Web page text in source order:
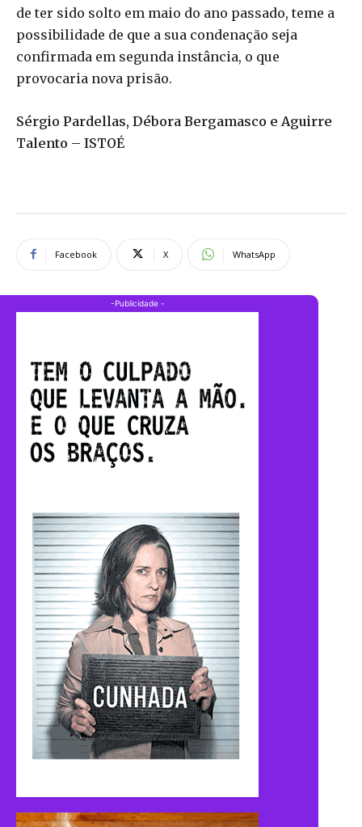
de ter sido solto em maio do ano passado, teme a
possibilidade de que a sua condenação seja
confirmada em segunda instância, o que
provocaria nova prisão.
Sérgio Pardellas, Débora Bergamasco e Aguirre
Talento – ISTOÉ
Facebook X WhatsApp
-Publicidade -